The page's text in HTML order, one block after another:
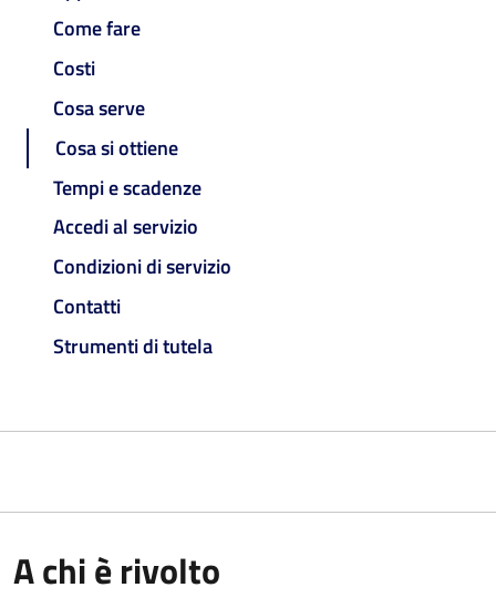
Come fare
Costi
Cosa serve
Cosa si ottiene
Tempi e scadenze
Accedi al servizio
Condizioni di servizio
Contatti
Strumenti di tutela
A chi è rivolto